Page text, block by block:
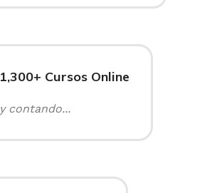
1,300+ Cursos Online
y contando...